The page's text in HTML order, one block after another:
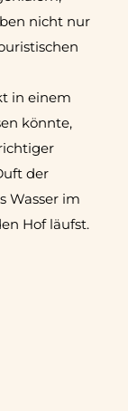
nicht nur
in einem
könnte,
der
Wasser im
Hof läufst.